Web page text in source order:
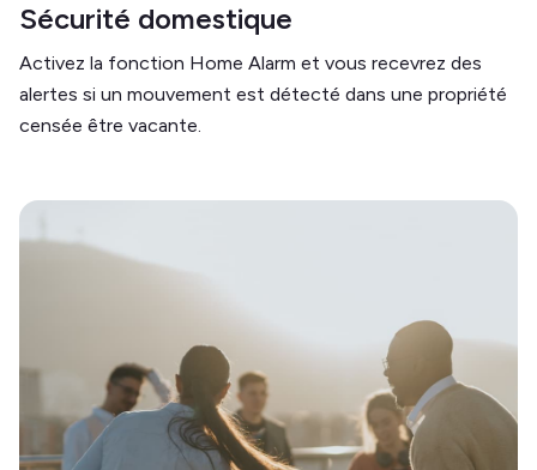
Sécurité domestique
Activez la fonction Home Alarm et vous recevrez des
alertes si un mouvement est détecté dans une propriété
censée être vacante.